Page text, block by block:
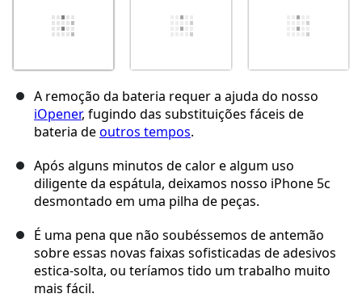
A remoção da bateria requer a ajuda do nosso
iOpener, fugindo das substituições fáceis de
bateria deoutros tempos.
Após alguns minutos de calor e algum uso
diligente da espátula, deixamos nosso iPhone 5c
desmontado em uma pilha de peças.
É uma pena que não soubéssemos de antemão
sobre essas novas faixas sofisticadas de adesivos
estica-solta, ou teríamos tido um trabalho muito
mais fácil.